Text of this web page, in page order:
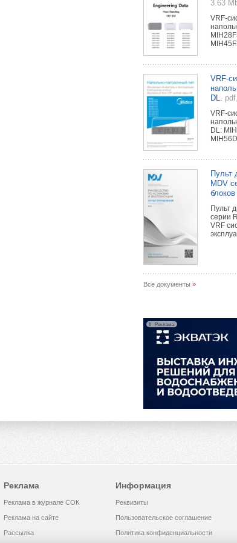
3.63
VRF-
VRF-
DL.
VRF-
DL:
Пульт
MDV
Пульт
серии
VRF
Все документы »
Реклама
Реклама
Реклама в журнале СОК
Реклама на сайте
Рассылка
Информация
Реквизиты
Пользовательское соглашение
Политика конфиденциальности